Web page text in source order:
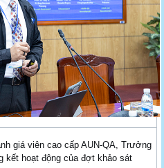
giá viên cao cấp AUN-QA, Trưởng
kết hoạt động của đợt khảo sát